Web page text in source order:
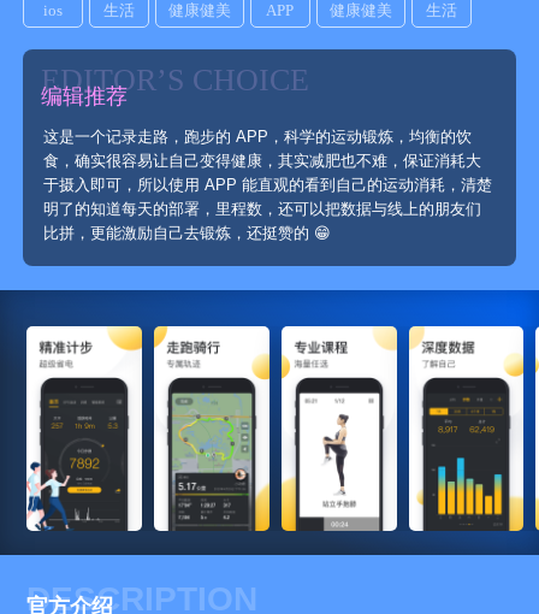
ios 生活 健康健美 APP 健康健美 生活
EDITOR’S CHOICE
编辑推荐
这是一个记录走路，跑步的 APP，科学的运动锻炼，均衡的饮
食，确实很容易让自己变得健康，其实减肥也不难，保证消耗大
于摄入即可，所以使用 APP 能直观的看到自己的运动消耗，清楚
明了的知道每天的部署，里程数，还可以把数据与线上的朋友们
比拼，更能激励自己去锻炼，还挺赞的 😁
DESCRIPTION
官方介绍